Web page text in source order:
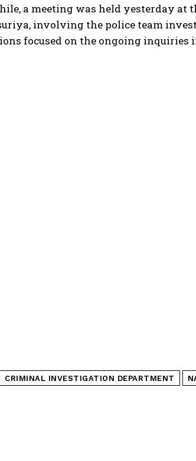
a meeting was held yesterday at
involving the police team
focused on the ongoing inquiries
CRIMINAL INVESTIGATION DEPARTMENT